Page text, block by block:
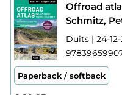
Offroad
Schmitz,
Duits | 24-
Paperback / softback